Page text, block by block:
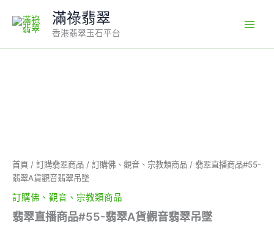
content
滿祿翡翠
香港翡翠玉石平台
首頁 / 訂購翡翠商品 / 訂購佛、觀音、宗教類商品 / 翡翠直播商品#55-
翡翠A貨觀音翡翠吊墜
訂購佛、觀音、宗教類商品
翡翠直播商品#55-翡翠A貨觀音翡翠吊墜
翠
A
貨
音